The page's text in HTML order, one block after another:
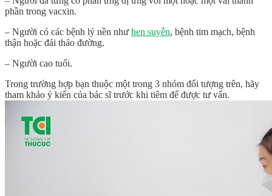
phần trong vacxin.
– Người có các bệnh lý nền như hen suyễn, bệnh tim mạch, bệnh
thận hoặc đái tháo đường.
– Người cao tuổi.
Trong trường hợp bạn thuộc một trong 3 nhóm đối tượng trên, hãy
tham khảo ý kiến của bác sĩ trước khi tiêm để được tư vấn.